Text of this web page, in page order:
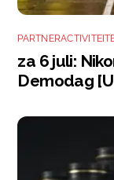
za 6 juli:
Demodag